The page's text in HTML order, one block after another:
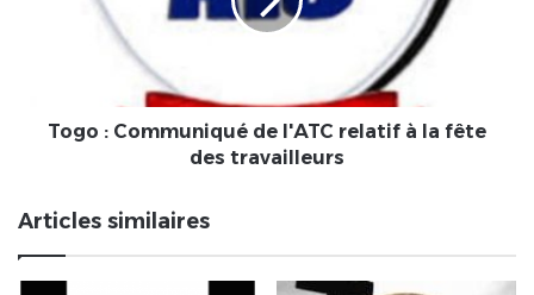
Togo : Communiqué de l'ATC relatif à la fête
des travailleurs
Articles similaires